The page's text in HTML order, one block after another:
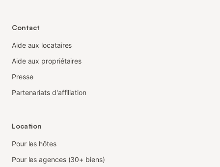
Contact
Aide aux locataires
Aide aux propriétaires
Presse
Partenariats d'affiliation
Location
Pour les hôtes
Pour les agences (30+ biens)